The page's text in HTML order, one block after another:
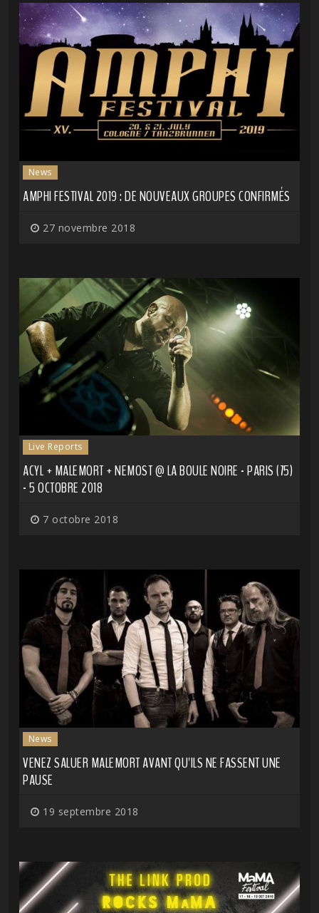
News
AMPHI FESTIVAL 2019 : DE NOUVEAUX GROUPES CONFIRMÉS
27 novembre 2018
Live Reports
ACYL + MALEMORT + NEMOST @ LA BOULE NOIRE - PARIS (75)
- 5 OCTOBRE 2018
7 octobre 2018
News
VENEZ SALUER MALEMORT AVANT QU'ILS NE FASSENT UNE
PAUSE
19 septembre 2018